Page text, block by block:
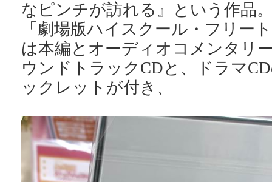
なピンチが訪れる』という作品
「劇場版ハイスクール・フリー
は本編とオーディオコメンタリ
ウンドトラックCDと、ドラマ
ックレットが付き、